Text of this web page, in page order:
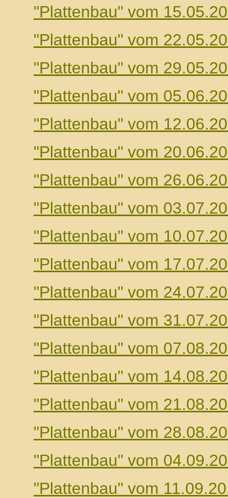
"Plattenbau" vom
"Plattenbau" vom
"Plattenbau" vom
"Plattenbau" vom
"Plattenbau" vom
"Plattenbau" vom
"Plattenbau" vom
"Plattenbau" vom
"Plattenbau" vom
"Plattenbau" vom
"Plattenbau" vom
"Plattenbau" vom
"Plattenbau" vom
"Plattenbau" vom
"Plattenbau" vom
"Plattenbau" vom
"Plattenbau" vom
"Plattenbau" vom